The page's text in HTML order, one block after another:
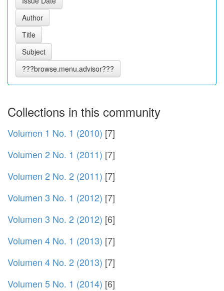
Collections in this community
Volumen 1 No. 1 (2010) [7]
Volumen 2 No. 1 (2011) [7]
Volumen 2 No. 2 (2011) [7]
Volumen 3 No. 1 (2012) [7]
Volumen 3 No. 2 (2012) [6]
Volumen 4 No. 1 (2013) [7]
Volumen 4 No. 2 (2013) [7]
Volumen 5 No. 1 (2014) [6]